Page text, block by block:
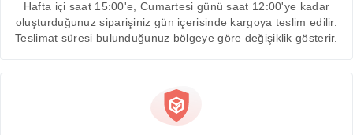
Hafta içi saat 15:00'e, Cumartesi günü saat 12:00'ye kadar
oluşturduğunuz siparişiniz gün içerisinde kargoya teslim edilir.
Teslimat süresi bulunduğunuz bölgeye göre değişiklik gösterir.